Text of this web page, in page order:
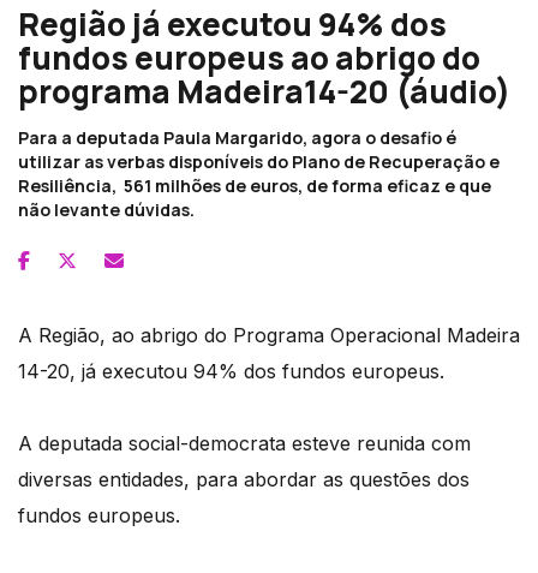
Região já executou 94% dos
fundos europeus ao abrigo do
programa Madeira14-20 (áudio)
Para a deputada Paula Margarido, agora o desafio é
utilizar as verbas disponíveis do Plano de Recuperação e
Resiliência, 561 milhões de euros, de forma eficaz e que
não levante dúvidas.
A Região, ao abrigo do Programa Operacional Madeira
14-20, já executou 94% dos fundos europeus.
A deputada social-democrata esteve reunida com
diversas entidades, para abordar as questões dos
fundos europeus.